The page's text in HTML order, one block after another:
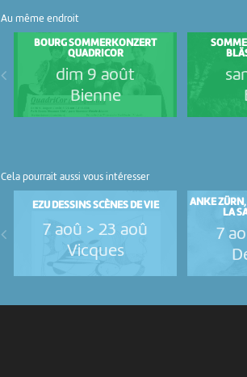
Au même endroit
BOURG SOMMERKONZERT
QUADRICOR
dim 9 août
Bienne
Cela pourrait aussi vous intéresser
EZU DESSINS SCÈNES DE VIE
7 aoû > 23 aoû
Vicques
ANKE ZÜRN,
LA
7